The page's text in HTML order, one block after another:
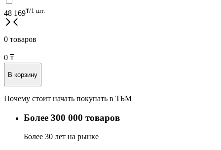
48 169₸/1 шт.
0 товаров
0 ₸
В корзину
Почему стоит начать покупать в ТБМ
Более 300 000 товаров
Более 30 лет на рынке